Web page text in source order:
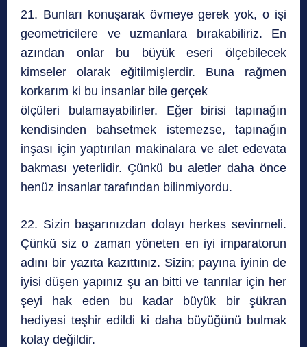
21. Bunları konuşarak övmeye gerek yok, o işi
geometricilere ve uzmanlara bırakabiliriz. En
azından onlar bu büyük eseri ölçebilecek
kimseler olarak eğitilmişlerdir. Buna rağmen
korkarım ki bu insanlar bile gerçek
ölçüleri bulamayabilirler. Eğer birisi tapınağın
kendisinden bahsetmek istemezse, tapınağın
inşası için yaptırılan makinalara ve alet edevata
bakması yeterlidir. Çünkü bu aletler daha önce
henüz insanlar tarafından bilinmiyordu.
22. Sizin başarınızdan dolayı herkes sevinmeli.
Çünkü siz o zaman yöneten en iyi imparatorun
adını bir yazıta kazıttınız. Sizin; payına iyinin de
iyisi düşen yapınız şu an bitti ve tanrılar için her
şeyi hak eden bu kadar büyük bir şükran
hediyesi teşhir edildi ki daha büyüğünü bulmak
kolay değildir.